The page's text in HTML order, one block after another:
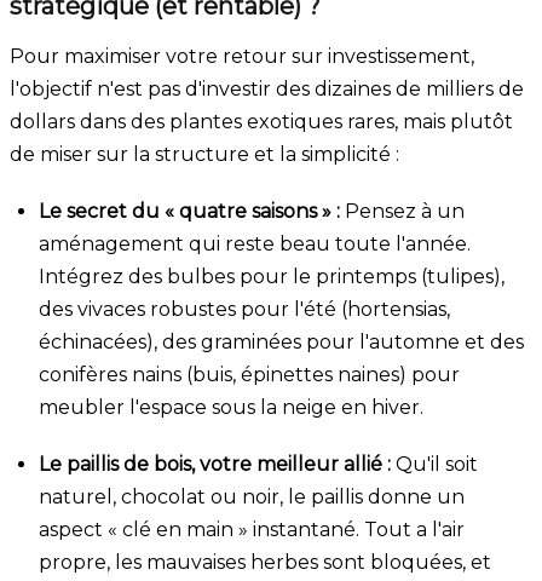
stratégique (et rentable) ?
Pour maximiser votre retour sur investissement,
l'objectif n'est pas d'investir des dizaines de milliers de
dollars dans des plantes exotiques rares, mais plutôt
de miser sur la structure et la simplicité :
Le secret du « quatre saisons » : Pensez à un
aménagement qui reste beau toute l'année.
Intégrez des bulbes pour le printemps (tulipes),
des vivaces robustes pour l'été (hortensias,
échinacées), des graminées pour l'automne et des
conifères nains (buis, épinettes naines) pour
meubler l'espace sous la neige en hiver.
Le paillis de bois, votre meilleur allié : Qu'il soit
naturel, chocolat ou noir, le paillis donne un
aspect « clé en main » instantané. Tout a l'air
propre, les mauvaises herbes sont bloquées, et